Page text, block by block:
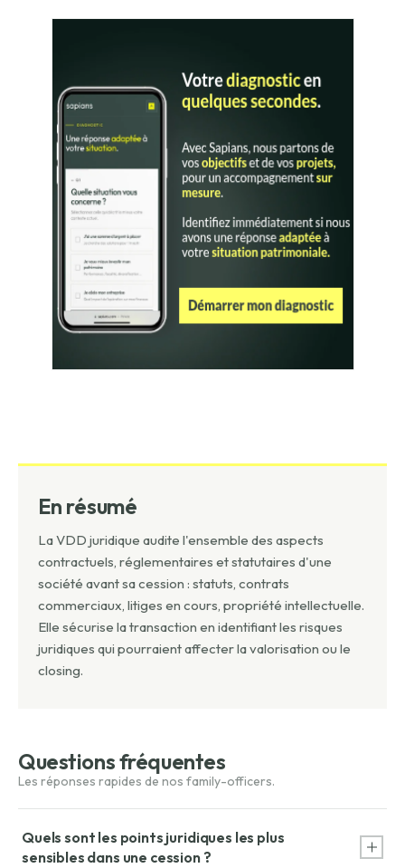
En résumé
La VDD juridique audite l'ensemble des aspects
contractuels, réglementaires et statutaires d'une
société avant sa cession : statuts, contrats
commerciaux, litiges en cours, propriété intellectuelle.
Elle sécurise la transaction en identifiant les risques
juridiques qui pourraient affecter la valorisation ou le
closing.
Questions fréquentes
Quels sont les points juridiques les plus
sensibles dans une cession ?